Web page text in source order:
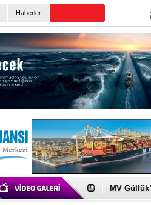
Haberler
Şahika
MV
Denizde